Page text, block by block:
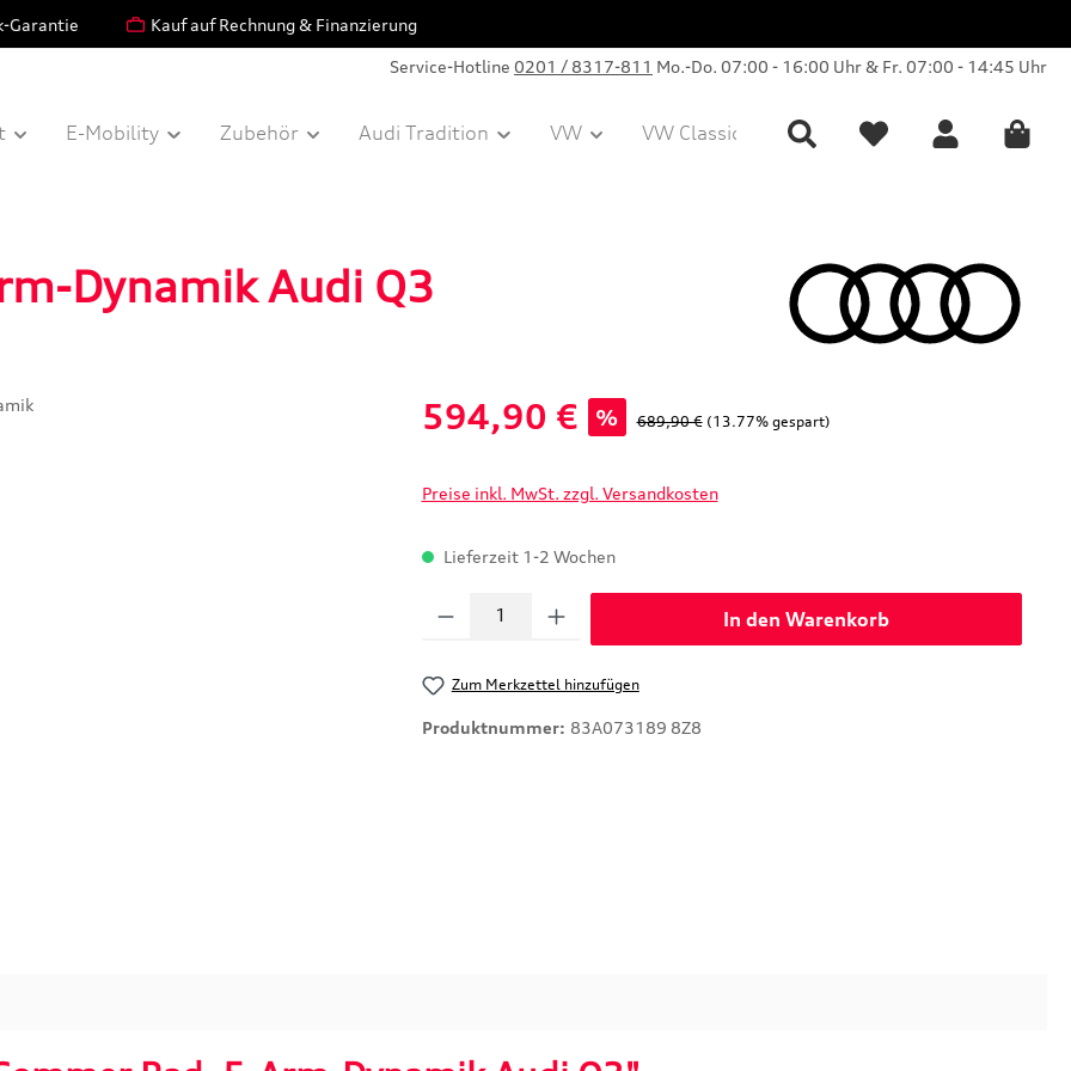
Garantie Kauf auf Rechnung & Finanzierung
Service-Hotline 0201 / 8317-811 Mo.-Do. 07:00 - 16:00 Uhr & Fr. 07:00 - 14:45 Uhr
E-Mobility Zubehör Audi Tradition VW VW Classic Parts Sale Collection
Dynamik Audi Q3
Verkaufspreis:
594,90 € % Regulärer Preis:
689,90 € (13.77% gespart)
Preise inkl. MwSt. zzgl. Versandkosten
Lieferzeit 1-2 Wochen
Produkt Anzahl: Gib den gewünschten Wert ein oder benutze die Schaltflächen um
In den Warenkorb
Zum Merkzettel hinzufügen
Produktnummer: 83A073189 8Z8